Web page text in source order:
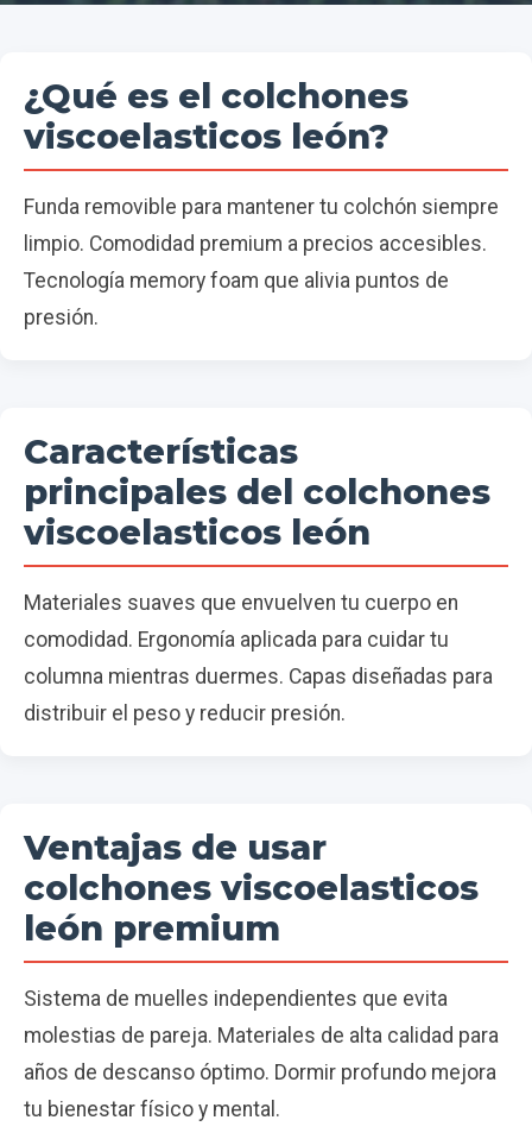
¿Qué es el colchones
viscoelasticos león?
Funda removible para mantener tu colchón siempre
limpio. Comodidad premium a precios accesibles.
Tecnología memory foam que alivia puntos de
presión.
Características
principales del colchones
viscoelasticos león
Materiales suaves que envuelven tu cuerpo en
comodidad. Ergonomía aplicada para cuidar tu
columna mientras duermes. Capas diseñadas para
distribuir el peso y reducir presión.
Ventajas de usar
colchones viscoelasticos
león premium
Sistema de muelles independientes que evita
molestias de pareja. Materiales de alta calidad para
años de descanso óptimo. Dormir profundo mejora
tu bienestar físico y mental.